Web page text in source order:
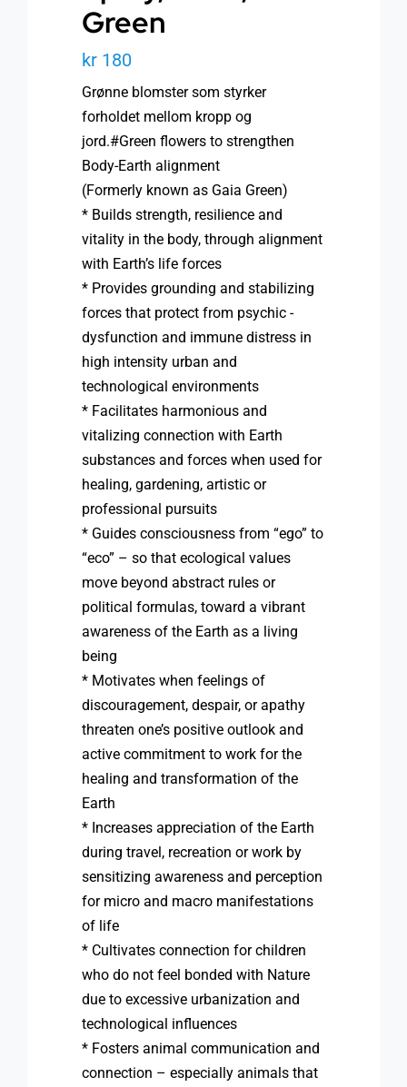
Green
kr 180
Grønne blomster som styrker
forholdet mellom kropp og
jord.#Green flowers to strengthen
Body-Earth alignment
(Formerly known as Gaia Green)
* Builds strength, resilience and
vitality in the body, through alignment
with Earth’s life forces
* Provides grounding and stabilizing
forces that protect from psychic ­
dysfunction and immune distress in
high intensity urban and
technological environments
* Facilitates harmonious and
vitalizing connection with Earth
substances and forces when used for
healing, gardening, artistic or
professional pursuits
* Guides consciousness from “ego” to
“eco” – so that ecological values
move beyond abstract rules or
political formulas, toward a vibrant
awareness of the Earth as a living
being
* Motivates when feelings of
discouragement, despair, or apathy
threaten one’s ­positive outlook and
active commitment to work for the
healing and transformation of the
Earth
* Increases appreciation of the Earth
during travel, recreation or work by
sensitizing awareness and perception
for micro and macro manifestations
of life
* Cultivates connection for children
who do not feel bonded with Nature
due to excessive urbanization and
technological influences
* Fosters animal communication and
connection – especially animals that